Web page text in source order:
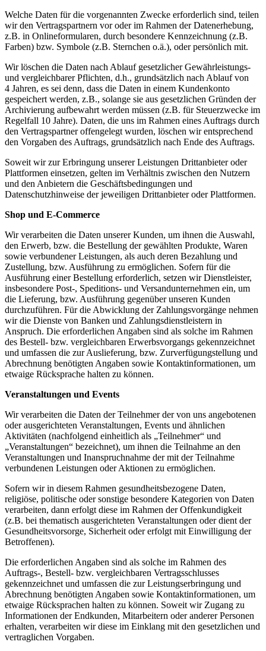
Welche Daten für die vorgenannten Zwecke erforderlich sind, teilen
wir den Vertragspartnern vor oder im Rahmen der Datenerhebung,
z.B. in Onlineformularen, durch besondere Kennzeichnung (z.B.
Farben) bzw. Symbole (z.B. Sternchen o.ä.), oder persönlich mit.
Wir löschen die Daten nach Ablauf gesetzlicher Gewährleistungs-
und vergleichbarer Pflichten, d.h., grundsätzlich nach Ablauf von
4 Jahren, es sei denn, dass die Daten in einem Kundenkonto
gespeichert werden, z.B., solange sie aus gesetzlichen Gründen der
Archivierung aufbewahrt werden müssen (z.B. für Steuerzwecke im
Regelfall 10 Jahre). Daten, die uns im Rahmen eines Auftrags durch
den Vertragspartner offengelegt wurden, löschen wir entsprechend
den Vorgaben des Auftrags, grundsätzlich nach Ende des Auftrags.
Soweit wir zur Erbringung unserer Leistungen Drittanbieter oder
Plattformen einsetzen, gelten im Verhältnis zwischen den Nutzern
und den Anbietern die Geschäftsbedingungen und
Datenschutzhinweise der jeweiligen Drittanbieter oder Plattformen.
Shop und E‑Commerce
Wir verarbeiten die Daten unserer Kunden, um ihnen die Auswahl,
den Erwerb, bzw. die Bestellung der gewählten Produkte, Waren
sowie verbundener Leistungen, als auch deren Bezahlung und
Zustellung, bzw. Ausführung zu ermöglichen. Sofern für die
Ausführung einer Bestellung erforderlich, setzen wir Dienstleister,
insbesondere Post‑, Speditions- und Versandunternehmen ein, um
die Lieferung, bzw. Ausführung gegenüber unseren Kunden
durchzuführen. Für die Abwicklung der Zahlungsvorgänge nehmen
wir die Dienste von Banken und Zahlungsdienstleistern in
Anspruch. Die erforderlichen Angaben sind als solche im Rahmen
des Bestell- bzw. vergleichbaren Erwerbsvorgangs gekennzeichnet
und umfassen die zur Auslieferung, bzw. Zurverfügungstellung und
Abrechnung benötigten Angaben sowie Kontaktinformationen, um
etwaige Rücksprache halten zu können.
Veranstaltungen und Events
Wir verarbeiten die Daten der Teilnehmer der von uns angebotenen
oder ausgerichteten Veranstaltungen, Events und ähnlichen
Aktivitäten (nachfolgend einheitlich als „Teilnehmer“ und
„Veranstaltungen“ bezeichnet), um ihnen die Teilnahme an den
Veranstaltungen und Inanspruchnahme der mit der Teilnahme
verbundenen Leistungen oder Aktionen zu ermöglichen.
Sofern wir in diesem Rahmen gesundheitsbezogene Daten,
religiöse, politische oder sonstige besondere Kategorien von Daten
verarbeiten, dann erfolgt diese im Rahmen der Offenkundigkeit
(z.B. bei thematisch ausgerichteten Veranstaltungen oder dient der
Gesundheitsvorsorge, Sicherheit oder erfolgt mit Einwilligung der
Betroffenen).
Die erforderlichen Angaben sind als solche im Rahmen des
Auftrags‑, Bestell- bzw. vergleichbaren Vertragsschlusses
gekennzeichnet und umfassen die zur Leistungserbringung und
Abrechnung benötigten Angaben sowie Kontaktinformationen, um
etwaige Rücksprachen halten zu können. Soweit wir Zugang zu
Informationen der Endkunden, Mitarbeitern oder anderer Personen
erhalten, verarbeiten wir diese im Einklang mit den gesetzlichen und
vertraglichen Vorgaben.